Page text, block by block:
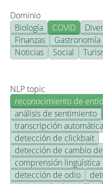
Dominio
Biología
COVID
Finanzas
Gastronomía
Noticias
Social
NLP topic
reconocimiento de
análisis de sentimiento
transcripción automática
detección de clickbait
detección de cambio
comprensión lingüística
detección de odio